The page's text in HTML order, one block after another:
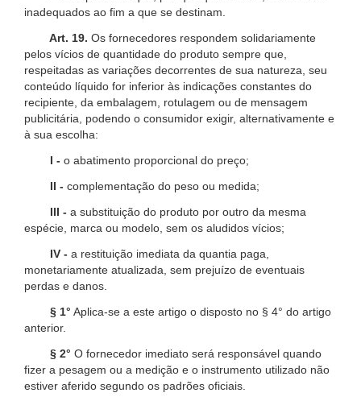
inadequados ao fim a que se destinam.
Art. 19. Os fornecedores respondem solidariamente
pelos vícios de quantidade do produto sempre que,
respeitadas as variações decorrentes de sua natureza, seu
conteúdo líquido for inferior às indicações constantes do
recipiente, da embalagem, rotulagem ou de mensagem
publicitária, podendo o consumidor exigir, alternativamente e
à sua escolha:
I - o abatimento proporcional do preço;
II - complementação do peso ou medida;
III - a substituição do produto por outro da mesma
espécie, marca ou modelo, sem os aludidos vícios;
IV - a restituição imediata da quantia paga,
monetariamente atualizada, sem prejuízo de eventuais
perdas e danos.
§ 1° Aplica-se a este artigo o disposto no § 4° do artigo
anterior.
§ 2° O fornecedor imediato será responsável quando
fizer a pesagem ou a medição e o instrumento utilizado não
estiver aferido segundo os padrões oficiais.